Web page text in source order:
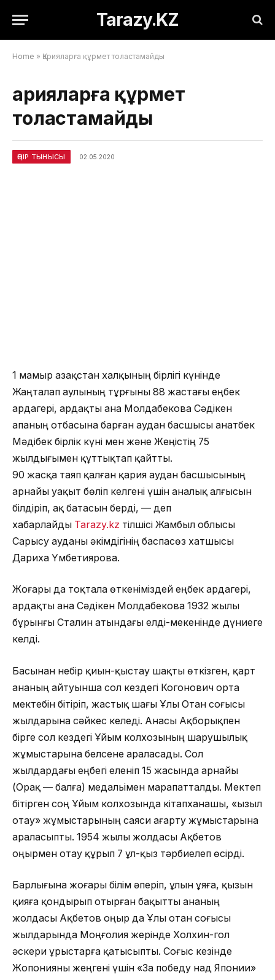
Tarazy.KZ
Home » Қарияларға құрмет толастамайды
Қарияларға құрмет
толастамайды
ӨҢІР ТЫНЫСЫ 02.05.2020
1 мамыр Қазақстан халқының бірлігі күнінде
Жаңталап аулының тұрғыны 88 жастағы еңбек
ардагері, ардақты ана Молдабекова Сәдікен
апаның отбасына барған аудан басшысы Қанатбек
Мәдібек бірлік күні мен және Жеңістің 75
жылдығымен құттықтап қайтты.
90 жасқа таяп қалған қария аудан басшысының
арнайы уақыт бөліп келгені үшін аналық алғысын
білдіріп, ақ батасын берді, — деп
хабарлайды Tarazy.kz тілшісі Жамбыл облысы
Сарысу ауданы әкімдігінің баспасөз хатшысы
Дариха Үмбетиярова.
Жоғары да тоқтала өткеніміздей еңбек ардагері,
ардақты ана Сәдікен Молдабекова 1932 жылы
бұрынғы Сталин атындағы елді-мекенінде дүниеге
келді.
Басынан небір қиын-қыстау шақты өткізген, қарт
ананың айтуынша сол кездегі Когонович орта
мектебін бітіріп, жастық шағы Ұлы Отан соғысы
жылдарына сәйкес келеді. Анасы Ақборықпен
бірге сол кездегі Ұйым колхозының шарушылық
жұмыстарына белсене араласады. Сол
жылдардағы еңбегі еленіп 15 жасында арнайы
(Орақ — балға) медальімен марапатталды. Мектеп
бітірген соң Ұйым колхозында кітапханашы, «Қызыл
отау» жұмыстарының саяси ағарту жұмыстарына
араласыпты. 1954 жылы жолдасы Ақбетов
Қоңырмен отау құрып 7 ұл-қыз тәрбиелеп өсірді.
Барлығына жоғары білім әперіп, ұлын ұяға, қызын
қияға қондырып отырған бақытты ананың
жолдасы Ақбетов Қоңыр да Ұлы отан соғысы
жылдарында Моңғолия жерінде Холхин-гол
әскери ұрыстарға қатысыпты. Соғыс кезінде
Жопонияны жеңгені үшін «За победу над Японии»